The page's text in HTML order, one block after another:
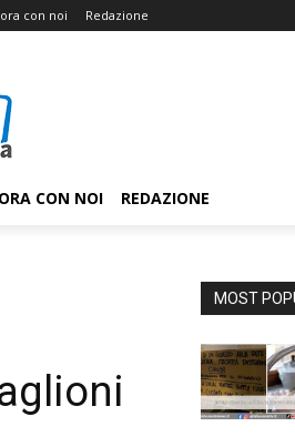
con noi Redazione
CON NOI REDAZIONE
MOST